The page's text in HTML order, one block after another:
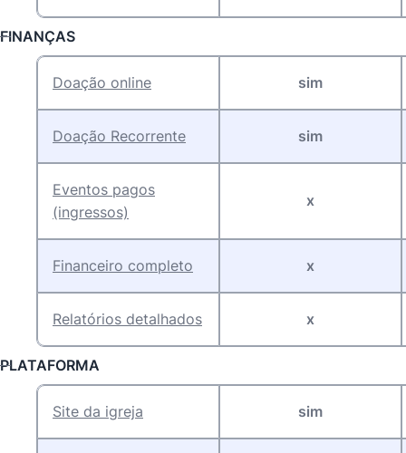
FINANÇAS
Doação online sim
Doação Recorrente sim
Eventos pagos
(ingressos)
x
Financeiro completo x
Relatórios detalhados x
PLATAFORMA
Site da igreja sim